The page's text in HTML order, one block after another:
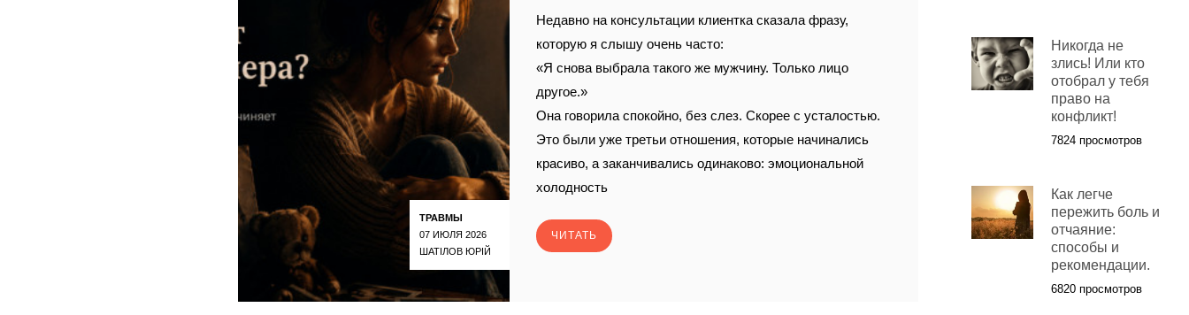
ТРАВМЫ
07 ИЮЛЯ 2026
ШАТІЛОВ ЮРІЙ
Недавно на консультации клиентка сказала фразу,
которую я слышу очень часто:
«Я снова выбрала такого же мужчину. Только лицо
другое.»
Она говорила спокойно, без слез. Скорее с усталостью.
Это были уже третьи отношения, которые начинались
красиво, а заканчивались одинаково: эмоциональной
холодность
ЧИТАТЬ
Никогда не
злись! Или кто
отобрал у тебя
право на
конфликт!
7824 просмотров
Как легче
пережить боль и
отчаяние:
способы и
рекомендации.
6820 просмотров